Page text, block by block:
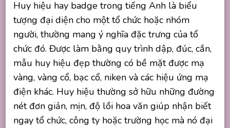
Huy hiệu hay badge trong tiếng Anh là biểu
tượng đại diện cho một tổ chức hoặc nhóm
người, thường mang ý nghĩa đặc trưng của tổ
chức đó. Được làm bằng quy trình dập, đúc, cắn,
mẫu huy hiệu đẹp thường có bề mặt được mạ
vàng, vàng cổ, bạc cổ, niken và các hiệu ứng mạ
điện khác. Huy hiệu thường sở hữu những đường
nét đơn giản, mịn, độ lồi hoa văn giúp nhận biết
ngay tổ chức, công ty hoặc trường học mà nó đại